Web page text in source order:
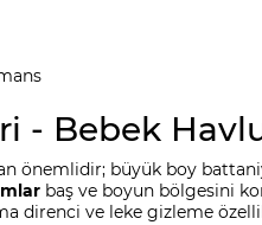
- Bebek
önemlidir; büyük boy
baş ve boyun bölgesini
direnci ve leke gizleme